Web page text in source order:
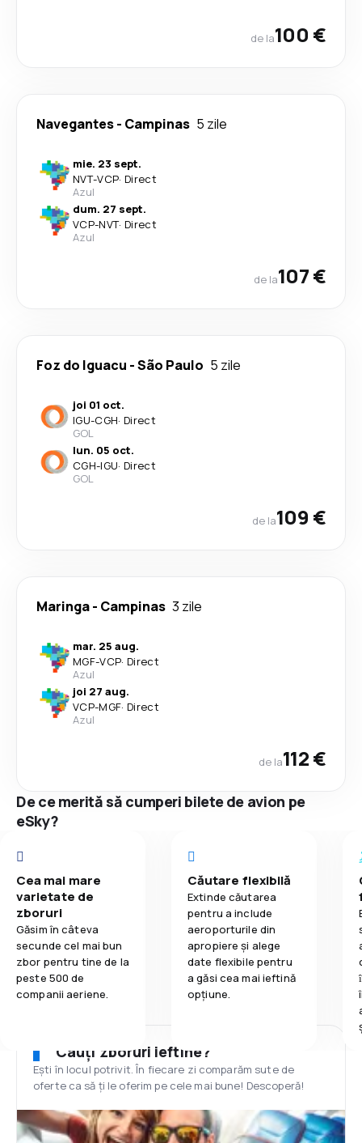
de la100 €
Navegantes- Campinas 5 zile
mie. 23 sept.
NVT-VCP· Direct
Azul
dum. 27 sept.
VCP-NVT· Direct
Azul
de la107 €
Foz do Iguacu -São Paulo 5 zile
joi 01 oct.
IGU-CGH· Direct
GOL
lun. 05 oct.
CGH-IGU· Direct
GOL
de la109 €
Maringa- Campinas 3 zile
mar. 25 aug.
MGF-VCP· Direct
Azul
joi 27 aug.
VCP-MGF· Direct
Azul
de la112 €
De ce merită să cumperi bilete de avion pe
eSky?
Cea mai mare
varietate de
zboruri
Găsim în câteva
secunde cel mai bun
zbor pentru tine de la
peste 500 de
companii aeriene.
Căutare flexibilă
Extinde căutarea
pentru a include
aeroporturile din
apropiere și alege
date flexibile pentru
a găsi cea mai ieftină
opțiune.
Cauți zboruri ieftine?
Ești în locul potrivit. În fiecare zi comparăm sute de
oferte ca să ți le oferim pe cele mai bune! Descoperă!